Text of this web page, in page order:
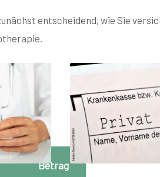
entscheidend, wie Sie
Betrag